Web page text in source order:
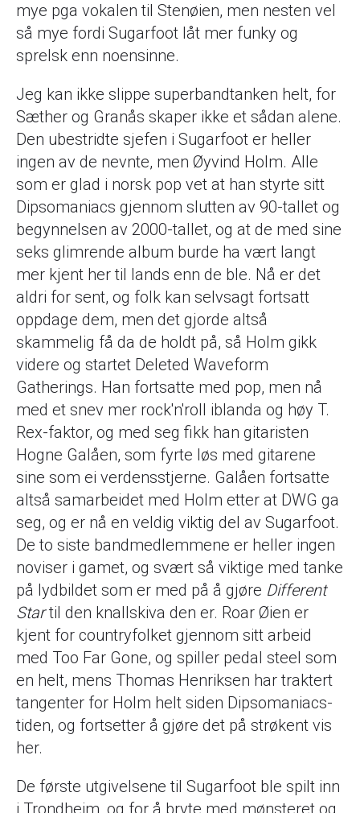
mye pga vokalen til Stenøien, men nesten vel
så mye fordi Sugarfoot låt mer funky og
sprelsk enn noensinne.
Jeg kan ikke slippe superbandtanken helt, for
Sæther og Granås skaper ikke et sådan alene.
Den ubestridte sjefen i Sugarfoot er heller
ingen av de nevnte, men Øyvind Holm. Alle
som er glad i norsk pop vet at han styrte sitt
Dipsomaniacs gjennom slutten av 90-tallet og
begynnelsen av 2000-tallet, og at de med sine
seks glimrende album burde ha vært langt
mer kjent her til lands enn de ble. Nå er det
aldri for sent, og folk kan selvsagt fortsatt
oppdage dem, men det gjorde altså
skammelig få da de holdt på, så Holm gikk
videre og startet Deleted Waveform
Gatherings. Han fortsatte med pop, men nå
med et snev mer rock'n'roll iblanda og høy T.
Rex-faktor, og med seg fikk han gitaristen
Hogne Galåen, som fyrte løs med gitarene
sine som ei verdensstjerne. Galåen fortsatte
altså samarbeidet med Holm etter at DWG ga
seg, og er nå en veldig viktig del av Sugarfoot.
De to siste bandmedlemmene er heller ingen
noviser i gamet, og svært så viktige med tanke
på lydbildet som er med på å gjøre Different
Startil den knallskiva den er. Roar Øien er
kjent for countryfolket gjennom sitt arbeid
med Too Far Gone, og spiller pedal steel som
en helt, mens Thomas Henriksen har traktert
tangenter for Holm helt siden Dipsomaniacs-
tiden, og fortsetter å gjøre det på strøkent vis
her.
De første utgivelsene til Sugarfoot ble spilt inn
i Trondheim, og for å bryte med mønsteret og